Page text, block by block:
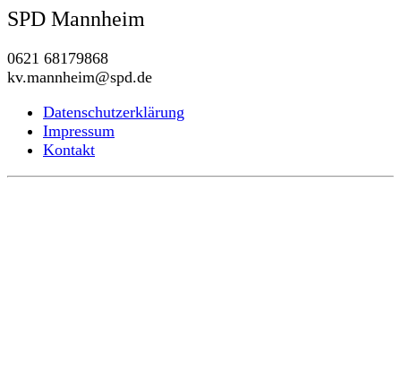
SPD Mannheim
0621 68179868
kv.mannheim@spd.de
Datenschutzerklärung
Impressum
Kontakt